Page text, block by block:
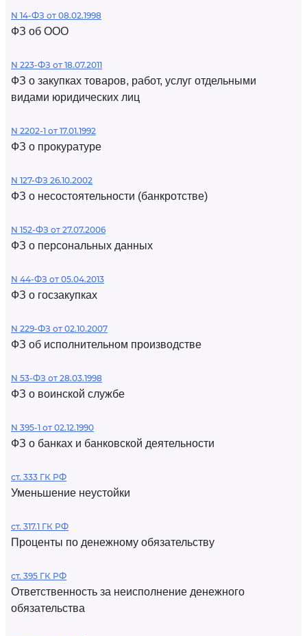
N 14-ФЗ от 08.02.1998
ФЗ об ООО
N 223-ФЗ от 18.07.2011
ФЗ о закупках товаров, работ, услуг отдельными
видами юридических лиц
N 2202-1 от 17.01.1992
ФЗ о прокуратуре
N 127-ФЗ 26.10.2002
ФЗ о несостоятельности (банкротстве)
N 152-ФЗ от 27.07.2006
ФЗ о персональных данных
N 44-ФЗ от 05.04.2013
ФЗ о госзакупках
N 229-ФЗ от 02.10.2007
ФЗ об исполнительном производстве
N 53-ФЗ от 28.03.1998
ФЗ о воинской службе
N 395-1 от 02.12.1990
ФЗ о банках и банковской деятельности
ст. 333 ГК РФ
Уменьшение неустойки
ст. 317.1 ГК РФ
Проценты по денежному обязательству
ст. 395 ГК РФ
Ответственность за неисполнение денежного
обязательства